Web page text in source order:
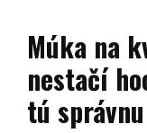
Múka na
nestačí
tú správnu